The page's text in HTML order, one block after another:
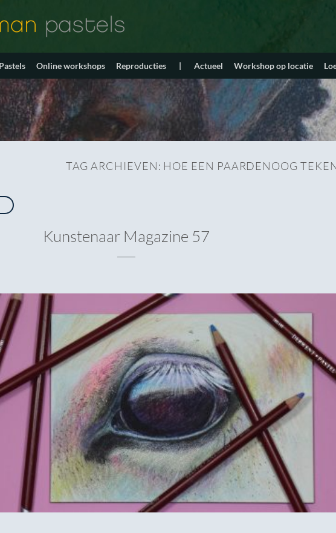
Pastels Online workshops Reproducties | Actueel Workshop op locatie
TAG ARCHIEVEN: HOE EEN PAARDENOOG
Kunstenaar Magazine 57